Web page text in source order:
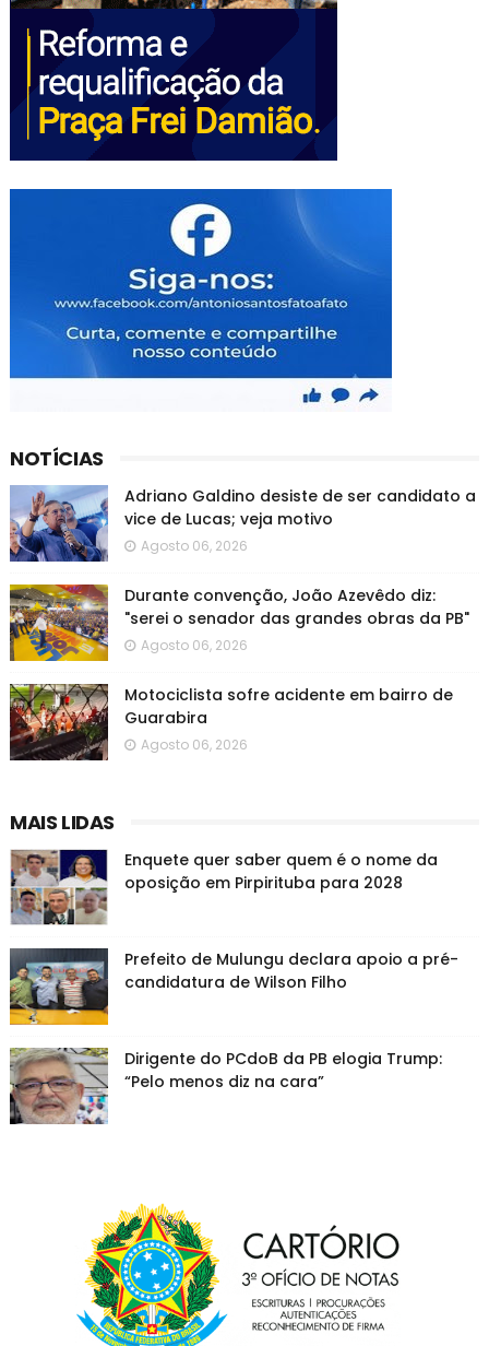
NOTÍCIAS
Adriano Galdino desiste de ser candidato a
vice de Lucas; veja motivo
Agosto 06, 2026
Durante convenção, João Azevêdo diz:
"serei o senador das grandes obras da PB"
Agosto 06, 2026
Motociclista sofre acidente em bairro de
Guarabira
Agosto 06, 2026
MAIS LIDAS
Enquete quer saber quem é o nome da
oposição em Pirpirituba para 2028
Prefeito de Mulungu declara apoio a pré-
candidatura de Wilson Filho
Dirigente do PCdoB da PB elogia Trump:
“Pelo menos diz na cara”